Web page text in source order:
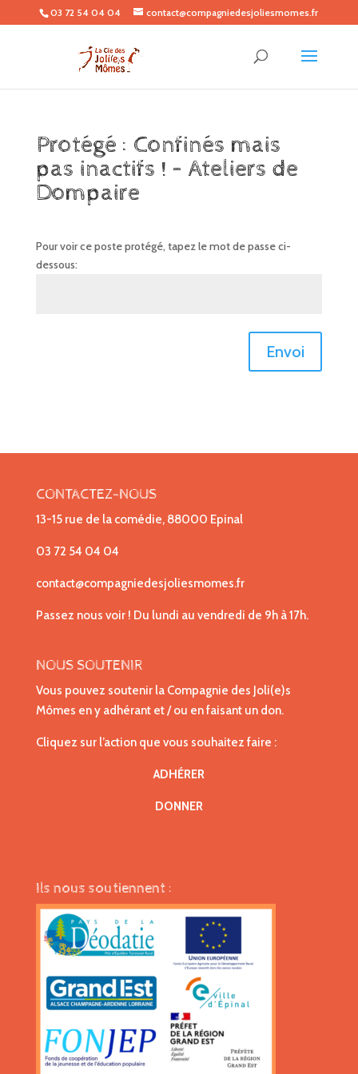
03 72 54 04 04 contact@compagniedesjoliesmomes.fr
Protégé : Confinés mais
pas inactifs ! – Ateliers de
Dompaire
Pour voir ce poste protégé, tapez le mot de passe ci-
dessous:
Envoi
CONTACTEZ-NOUS
13-15 rue de la comédie, 88000 Epinal
03 72 54 04 04
contact@compagniedesjoliesmomes.fr
Passez nous voir ! Du lundi au vendredi de 9h à 17h.
NOUS SOUTENIR
Vous pouvez soutenir la Compagnie des Joli(e)s
Mômes en y adhérant et / ou en faisant un don.
Cliquez sur l’action que vous souhaitez faire :
ADHÉRER
DONNER
Ils nous soutiennent :